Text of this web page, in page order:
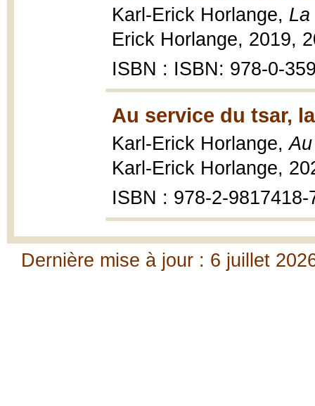
Karl-Erick Horlange,
Erick Horlange, 2019,
ISBN : ISBN: 978-0-
Au service du tsar,
Karl-Erick Horlange,
Karl-Erick Horlange,
ISBN : 978-2-9817418-
Dernière mise à jour : 6 juillet